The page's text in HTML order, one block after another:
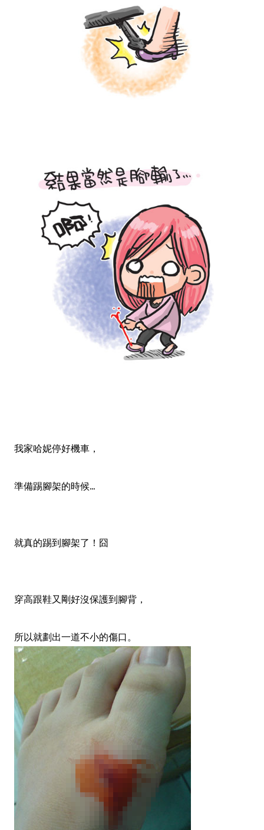
我家哈妮停好機車，
準備踢腳架的時候...
就真的踢到腳架了！囧
穿高跟鞋又剛好沒保護到腳背，
所以就劃出一道不小的傷口。